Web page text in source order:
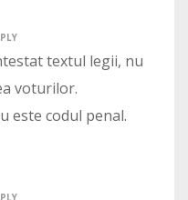
textul legii, nu
voturilor.
este codul penal.